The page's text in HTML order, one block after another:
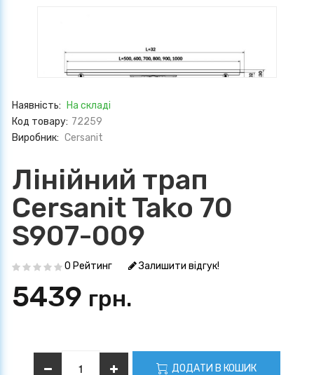
Наявність:
На складі
Код товару: 72259
Виробник: Cersanit
Лінійний трап
Cersanit Tako 70
S907-009
0 Рейтинг Залишити відгук!
5439 грн.
ДОДАТИ В КОШИК